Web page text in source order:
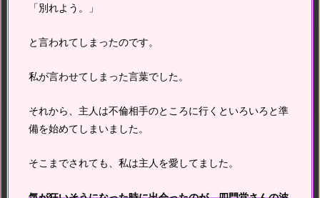
「別れよう。」
と言われてしまったのです。
私が言わせてしまった言葉でした。
それから、主人は不倫相手のところに行くといろいろと準
備を始めてしまいました。
そこまでされても、私は主人を愛してました。